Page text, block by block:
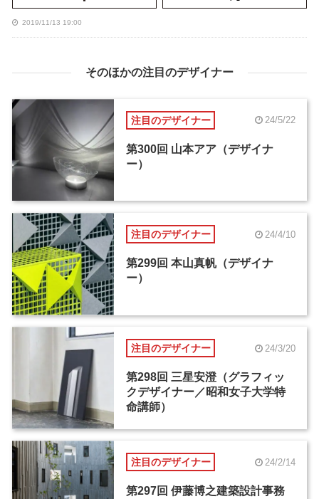
2019/11/13 19:00
そのほかの注目のデザイナー
注目のデザイナー 24/5/22
第300回 山本アア（デザイナ
ー）
注目のデザイナー 24/4/10
第299回 本山真帆（デザイナ
ー）
注目のデザイナー 24/3/20
第298回 三星安澄（グラフィッ
クデザイナー／昭和女子大学特
命講師）
注目のデザイナー 24/2/14
第297回 伊藤博之建築設計事務